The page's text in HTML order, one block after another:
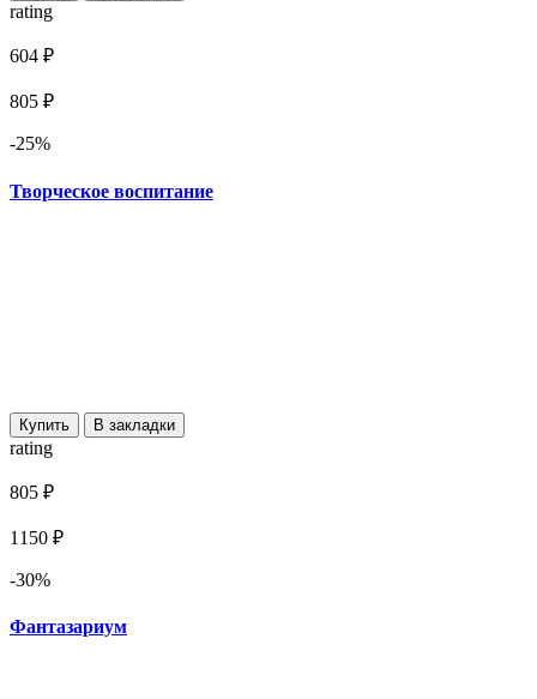
rating
604 ₽
805 ₽
-25%
Творческое воспитание
Купить В закладки
rating
805 ₽
1150 ₽
-30%
Фантазариум